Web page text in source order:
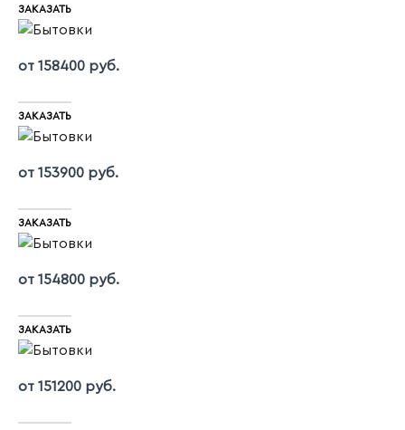
ЗАКАЗАТЬ
от 158400 руб.
ЗАКАЗАТЬ
от 153900 руб.
ЗАКАЗАТЬ
от 154800 руб.
ЗАКАЗАТЬ
от 151200 руб.